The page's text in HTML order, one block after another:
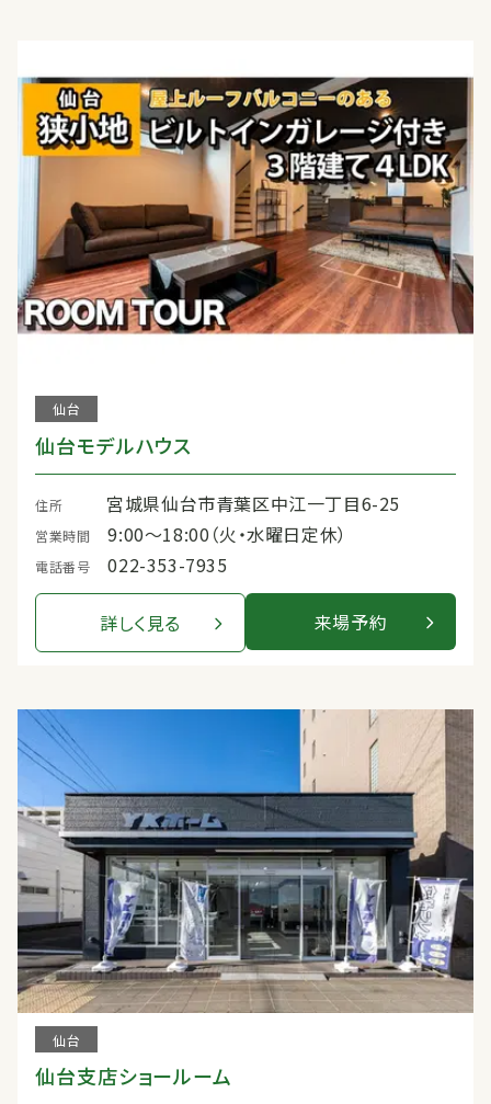
仙台
仙台モデルハウス
住所 宮城県仙台市青葉区中江一丁目6-25
営業時間 9:00〜18:00（火・水曜日定休）
電話番号 022-353-7935
詳しく見る 来場予約
仙台
仙台支店ショールーム